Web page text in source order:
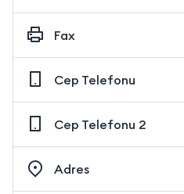
Fax
Cep Telefonu
Cep Telefonu 2
Adres